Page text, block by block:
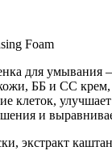
Foam
для умывания
кожи, ББ и CC
клеток,
и
экстракт